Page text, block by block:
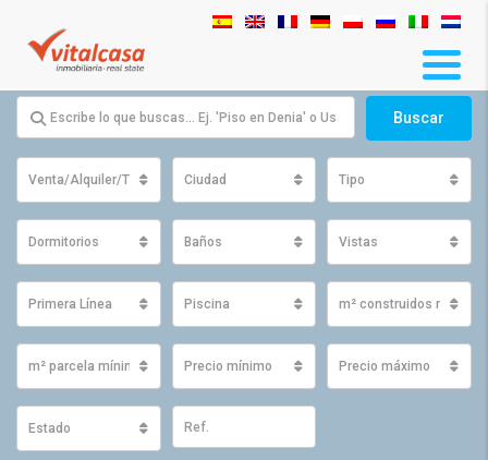
Buscar
Venta/Alquiler/Traspaso Ciudad Tipo
Dormitorios Baños Vistas
Primera Línea Piscina m² construidos
m² parcela mínimos Precio mínimo Precio máximo
Estado